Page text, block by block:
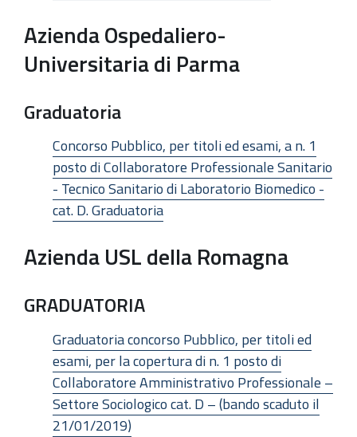
Azienda Ospedaliero-
Universitaria di Parma
Graduatoria
Concorso Pubblico, per titoli ed esami, a n. 1
posto di Collaboratore Professionale Sanitario
- Tecnico Sanitario di Laboratorio Biomedico -
cat. D. Graduatoria
Azienda USL della Romagna
GRADUATORIA
Graduatoria concorso Pubblico, per titoli ed
esami, per la copertura di n. 1 posto di
Collaboratore Amministrativo Professionale –
Settore Sociologico cat. D – (bando scaduto il
21/01/2019)